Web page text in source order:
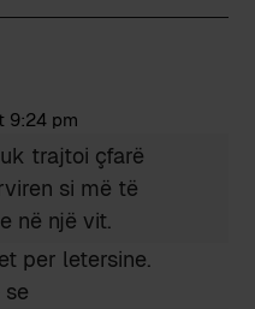
9:24 pm
trajtoi çfarë
si më të
në një vit.
per letersine.